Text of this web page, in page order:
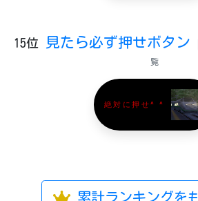
15位 見たら必ず押せボタン
覧
絶対に押せ^ ^
累計ランキングを